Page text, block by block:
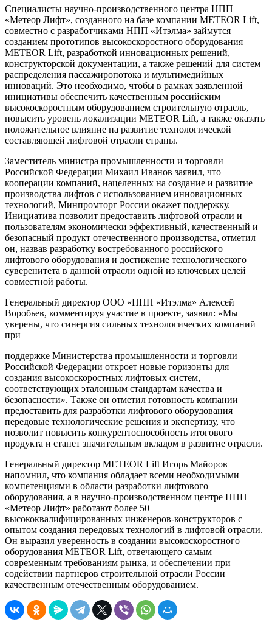
Специалисты научно-производственного центра НПП
«Метеор Лифт», созданного на базе компании METEOR Lift,
совместно с разработчиками НПП «Итэлма» займутся
созданием прототипов высокоскоростного оборудования
METEOR Lift, разработкой инновационных решений,
конструкторской документации, а также решений для систем
распределения пассажиропотока и мультимедийных
инноваций. Это необходимо, чтобы в рамках заявленной
инициативы обеспечить качественным российским
высокоскоростным оборудованием строительную отрасль,
повысить уровень локализации METEOR Lift, а также оказать
положительное влияние на развитие технологической
составляющей лифтовой отрасли страны.
Заместитель министра промышленности и торговли
Российской Федерации Михаил Иванов заявил, что
кооперации компаний, нацеленных на создание и развитие
производства лифтов с использованием инновационных
технологий, Минпромторг России окажет поддержку.
Инициатива позволит предоставить лифтовой отрасли и
пользователям экономически эффективный, качественный и
безопасный продукт отечественного производства, отметил
он, назвав разработку востребованного российского
лифтового оборудования и достижение технологического
суверенитета в данной отрасли одной из ключевых целей
совместной работы.
Генеральный директор ООО «НПП «Итэлма» Алексей
Воробьев, комментируя участие в проекте, заявил: «Мы
уверены, что синергия сильных технологических компаний
при
поддержке Министерства промышленности и торговли
Российской Федерации откроет новые горизонты для
создания высокоскоростных лифтовых систем,
соответствующих эталонным стандартам качества и
безопасности». Также он отметил готовность компании
предоставить для разработки лифтового оборудования
передовые технологические решения и экспертизу, что
позволит повысить конкурентоспособность итогового
продукта и станет значительным вкладом в развитие отрасли.
Генеральный директор METEOR Lift Игорь Майоров
напомнил, что компания обладает всеми необходимыми
компетенциями в области разработки лифтового
оборудования, а в научно-производственном центре НПП
«Метеор Лифт» работают более 50
высококвалифицированных инженеров-конструкторов с
опытом создания передовых технологий в лифтовой отрасли.
Он выразил уверенность в создании высокоскоростного
оборудования METEOR Lift, отвечающего самым
современным требованиям рынка, и обеспечении при
содействии партнеров строительной отрасли России
качественным отечественным оборудованием.